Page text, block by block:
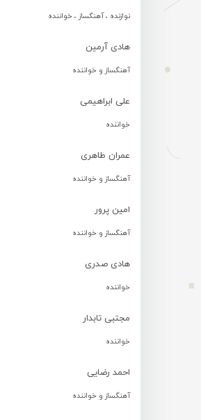
نوازنده ، آهنگساز ، خواننده
هادی آرمین
آهنگساز و خواننده
علی ابراهیمی
خواننده
عمران طاهری
آهنگساز و خواننده
امین پرور
آهنگساز و خواننده
هادی صدری
خواننده
مجتبی تابدار
خواننده
احمد رضایی
آهنگساز و خواننده